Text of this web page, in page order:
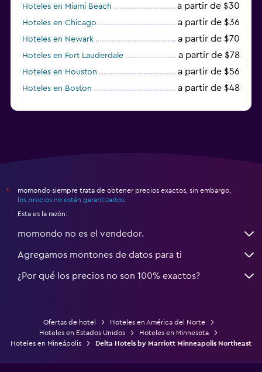
Hoteles en Miami Beach a partir de $30
Hoteles en Chicago a partir de $36
Hoteles en Newark a partir de $70
Hoteles en Fort Lauderdale a partir de $78
Hoteles en Houston a partir de $56
Hoteles en Boston a partir de $48
*
momondo siempre trata de obtener precios exactos, sin embargo,
los precios no están garantizados
Esta es la razón:
momondo no es el vendedor.
Agregamos montones de datos para ti
¿Por qué los precios no son 100% exactos?
Ofertas de hotel
Hoteles en América del Norte
Hoteles en Estados Unidos
Hoteles en Minnesota
Hoteles en Mineápolis
Delta Hotels by Marriott Minneapolis Northeast